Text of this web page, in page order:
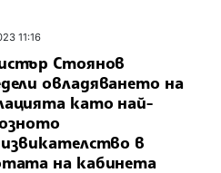
11:16
Стоянов
овладяването на
като най-
в
на кабинета